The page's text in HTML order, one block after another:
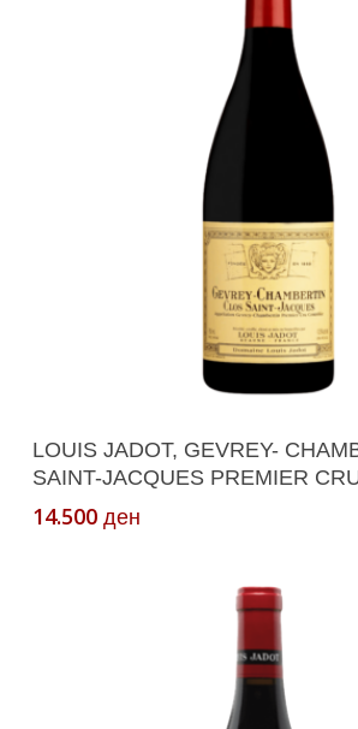
Додади Во
LOUIS JADOT, GEVREY-
SAINT-JACQUES PREMIER
14.500 ден